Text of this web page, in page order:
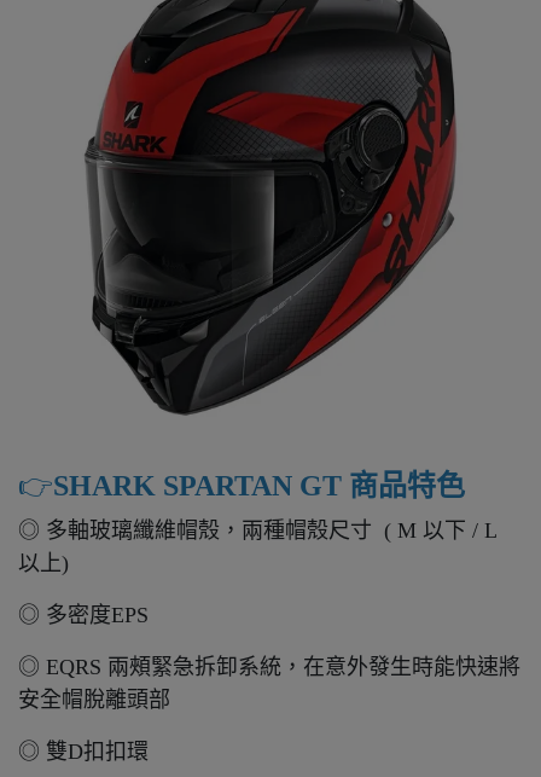
👉️SHARK SPARTAN GT 商品特色
◎ 多軸玻璃纖維帽殼，兩種帽殼尺寸 ( M 以下 / L
以上)
◎ 多密度EPS
◎ EQRS 兩頰緊急拆卸系統，在意外發生時能快速將
安全帽脫離頭部
◎ 雙D扣扣環